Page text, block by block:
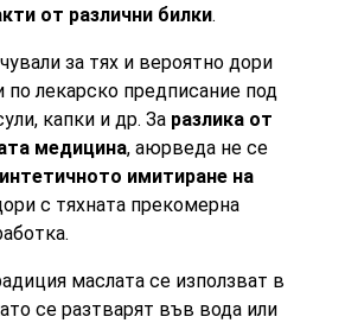
от различни билки.
за тях и вероятно дори
по лекарско предписание под
капки и др. За разлика от
медицина, аюрведа не се
имитиране на
с тяхната прекомерна
маслата се използват в
се разтварят във вода или